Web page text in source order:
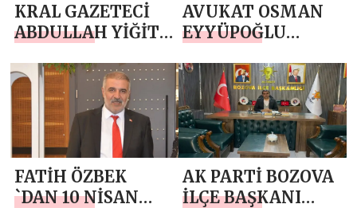
KRAL GAZETECİ
ABDULLAH YİĞİT
POLİS HAFTASI
MESAJI
AVUKAT OSMAN
EYYÜPOĞLU
POLİS HAFTASI
MESAJI
FATİH ÖZBEK
`DAN 10 NİSAN
AK PARTİ BOZOVA
İLÇE BAŞKANI